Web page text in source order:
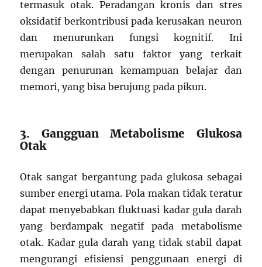
termasuk otak. Peradangan kronis dan stres
oksidatif berkontribusi pada kerusakan neuron
dan menurunkan fungsi kognitif. Ini
merupakan salah satu faktor yang terkait
dengan penurunan kemampuan belajar dan
memori, yang bisa berujung pada pikun.
3. Gangguan Metabolisme Glukosa
Otak
Otak sangat bergantung pada glukosa sebagai
sumber energi utama. Pola makan tidak teratur
dapat menyebabkan fluktuasi kadar gula darah
yang berdampak negatif pada metabolisme
otak. Kadar gula darah yang tidak stabil dapat
mengurangi efisiensi penggunaan energi di